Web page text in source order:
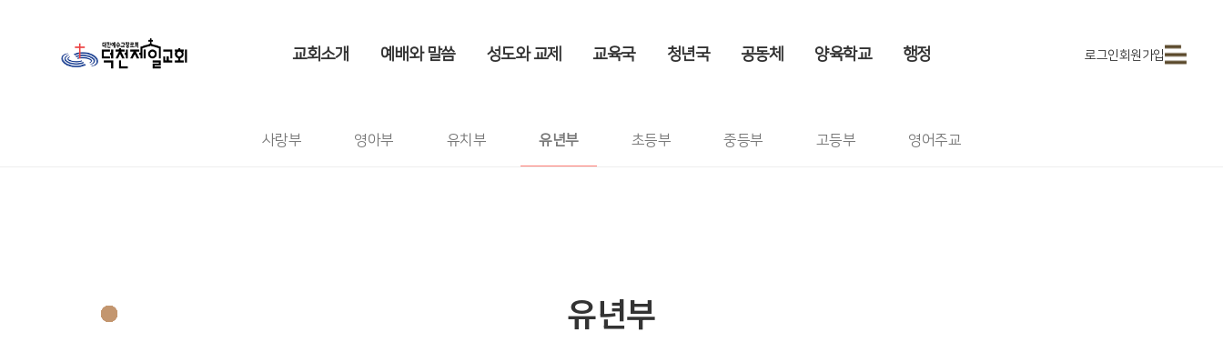
교회소개 예배와 말씀 성도와 교제 교육국 청년국 공동체 양육학교 행정 로그인회원가입
사랑부 영아부 유치부 유년부 초등부 중등부 고등부 영어주교
유년부